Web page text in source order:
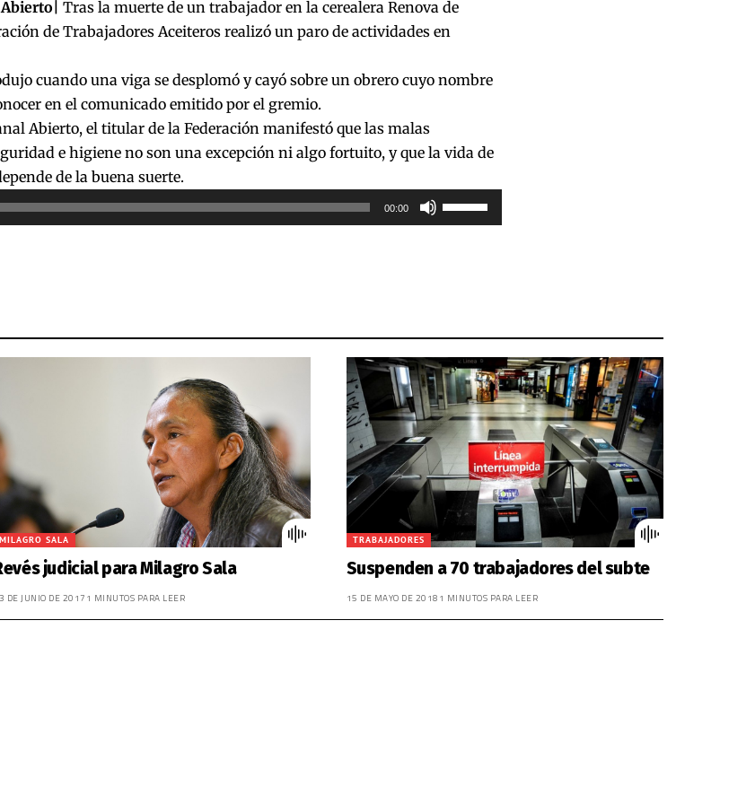
Tras la muerte de un trabajador en la cerealera Renova de
de Trabajadores Aceiteros realizó un paro de actividades en
cuando una viga se desplomó y cayó sobre un obrero cuyo nombre
en el comunicado emitido por el gremio.
Abierto, el titular de la Federación manifestó que las malas
e higiene no son una excepción ni algo fortuito, y que la vida de
de la buena suerte.
00:00
Utiliza
las
aumentar
o
disminuir
el
volumen.
MILAGRO SALA
judicial para Milagro Sala
DE JUNIO DE 20171 MINUTOS PARA LEER
TRABAJADORES
Suspenden a 70 trabajadores del subte
15 DE MAYO DE 2018 1 MINUTOS PARA LEER